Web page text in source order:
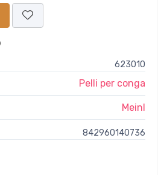
623010
Pelli per conga
Meinl
842960140736